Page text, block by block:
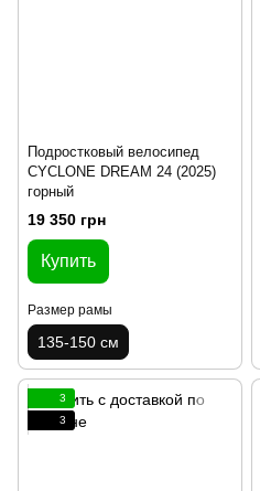
Подростковый велосипед
CYCLONE DREAM 24 (2025)
горный
19 350 грн
Купить
Размер рамы
135-150 см
3
3